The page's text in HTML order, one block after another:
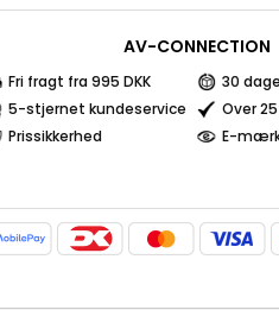
AV-CONNECTION
Fri fragt fra 995 DKK
30
5-stjernet kundeservice
Over
Prissikkerhed
E-